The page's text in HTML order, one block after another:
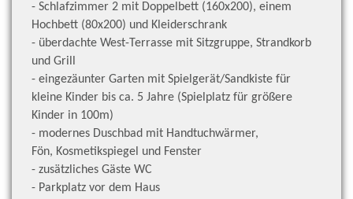
- Schlafzimmer 2 mit Doppelbett (160x200), einem
Hochbett (80x200) und Kleiderschrank
- überdachte West-Terrasse mit Sitzgruppe, Strandkorb
und Grill
- eingezäunter Garten mit Spielgerät/Sandkiste für
kleine Kinder bis ca. 5 Jahre (Spielplatz für größere
Kinder in 100m)
- modernes Duschbad mit Handtuchwärmer,
Fön, Kosmetikspiegel und Fenster
- zusätzliches Gäste WC
- Parkplatz vor dem Haus